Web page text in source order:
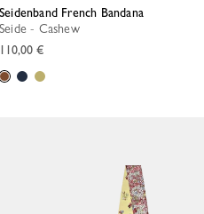
Seidenband French Bandana
Seide - Cashew
110,00 €